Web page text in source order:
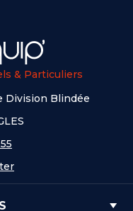
& Particuliers
Division Blindée